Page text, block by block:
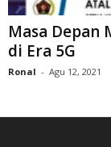
Masa Depan
di Era 5G
Ronal - Agu 12, 2021